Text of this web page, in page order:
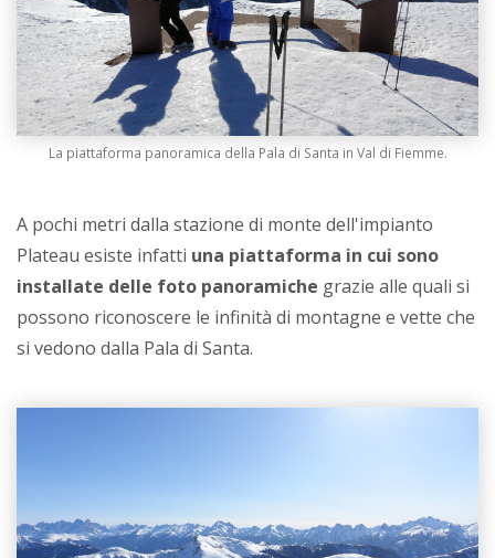
La piattaforma panoramica della Pala di Santa in Val di Fiemme.
A pochi metri dalla stazione di monte dell'impianto
Plateau esiste infatti una piattaforma in cui sono
installate delle foto panoramiche grazie alle quali si
possono riconoscere le infinità di montagne e vette che
si vedono dalla Pala di Santa.